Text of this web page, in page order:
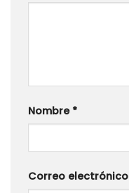
Nombre *
Correo electrónico